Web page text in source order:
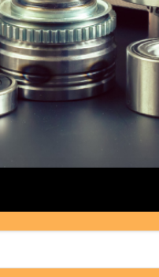
Débitmètre d’aire
Filtre à aire
Filtre à essence
Filtre à huile
Filtre à gasoil